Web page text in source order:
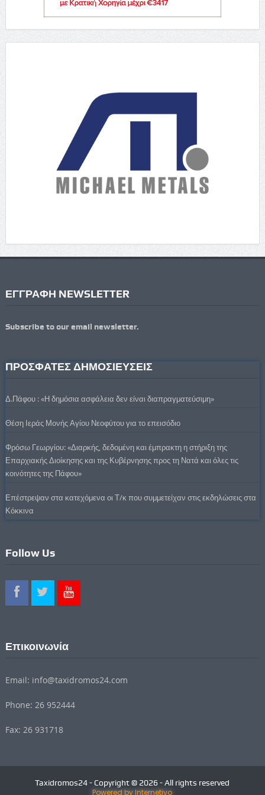
ΕΓΓΡΑΦΗ NEWSLETTER
Subscribe to our email newsletter.
ΠΡΟΣΦΑΤΕΣ ΔΗΜΟΣΙΕΥΣΕΙΣ
Δ.Πάφου : «Η δημόσια ασφάλεια δεν είναι διαπραγματεύσιμη»
Θέση Ιεράς Μονής Αγίου Νεοφύτου για το επεισόδιο
Φρόσω Γεωργίου: «Διαρκής, δεδομένη και έμπρακτη η στήριξη της
Επαρχιακής Διοίκησης και της Κυβέρνησης προς τη Νατά και όλες τις
κοινότητες της Πάφου»
Επέστρεψαν στα κατεχόμενα οι Τ/κ που συμμετείχαν στις εκδηλώσεις στα
Κόκκινα
Follow Us
Επικοινωνία
Email: info@taxidromos24.com
Phone: 26 952444
Fax: 26 931718
Taxidromos24 - Copyright © 2026 - All rights reserved
Powered by Internetivo